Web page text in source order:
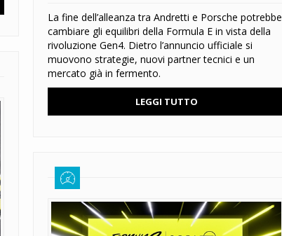
La fine dell’alleanza tra Andretti e Porsche potrebbe
cambiare gli equilibri della Formula E in vista della
rivoluzione Gen4. Dietro l’annuncio ufficiale si
muovono strategie, nuovi partner tecnici e un
mercato già in fermento.
LEGGI TUTTO